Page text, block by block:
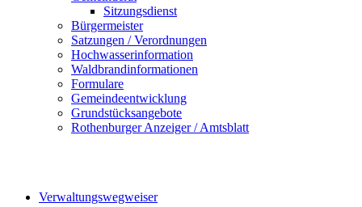
Sitzungsdienst
Bürgermeister
Satzungen / Verordnungen
Hochwasserinformation
Waldbrandinformationen
Formulare
Gemeindeentwicklung
Grundstücksangebote
Rothenburger Anzeiger / Amtsblatt
Verwaltungswegweiser